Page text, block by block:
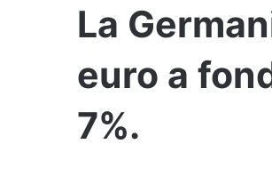
La
euro a
7%.